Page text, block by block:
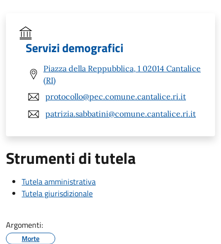
Servizi demografici
Piazza della Reppubblica, 1 02014 Cantalice
(RI)
protocollo@pec.comune.cantalice.ri.it
patrizia.sabbatini@comune.cantalice.ri.it
Strumenti di tutela
Tutela amministrativa
Tutela giurisdizionale
Argomenti:
Morte